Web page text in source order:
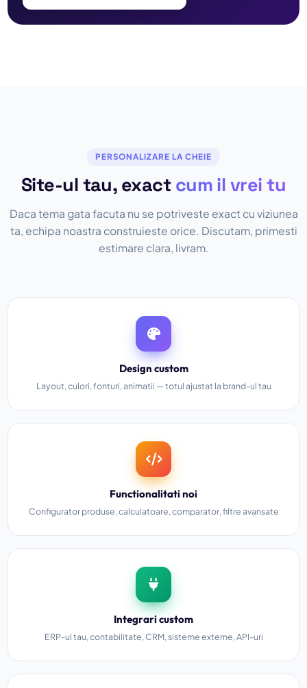
PERSONALIZARE LA CHEIE
Site-ul tau, exact cum il vrei tu
Daca tema gata facuta nu se potriveste exact cu viziunea
ta, echipa noastra construieste orice. Discutam, primesti
estimare clara, livram.
Design custom
Layout, culori, fonturi, animatii — totul ajustat la brand-ul tau
Functionalitati noi
Configurator produse, calculatoare, comparator, filtre avansate
Integrari custom
ERP-ul tau, contabilitate, CRM, sisteme externe, API-uri